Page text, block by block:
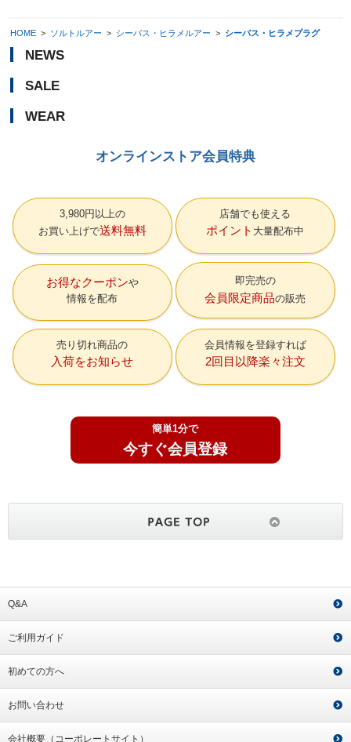
HOME > ソルトルアー > シーバス・ヒラメルアー > シーバス・ヒラメプラグ
NEWS
SALE
WEAR
オンラインストア会員特典
3,980円以上の
お買い上げで送料無料
店舗でも使える
ポイント 大量配布中
お得なクーポン
情報を配布
即完売の
会員限定商品の販売
売り切れ商品の
入荷をお知らせ
会員情報を登録すれば
2回目以降楽々注文
簡単1分で
今すぐ会員登録
Q&A
ご利用ガイド
初めての方へ
お問い合わせ
会社概要（コーポレートサイト）